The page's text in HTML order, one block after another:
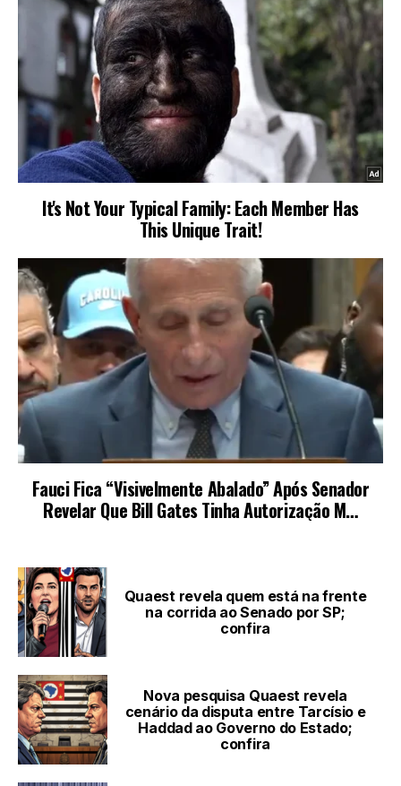
Quaest revela quem está na frente
na corrida ao Senado por SP;
confira
Nova pesquisa Quaest revela
cenário da disputa entre Tarcísio e
Haddad ao Governo do Estado;
confira